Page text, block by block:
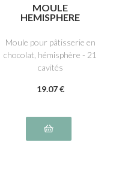
MOULE
HEMISPHERE
Moule pour pâtisserie en
chocolat, hémisphère - 21
cavités
19.07 €